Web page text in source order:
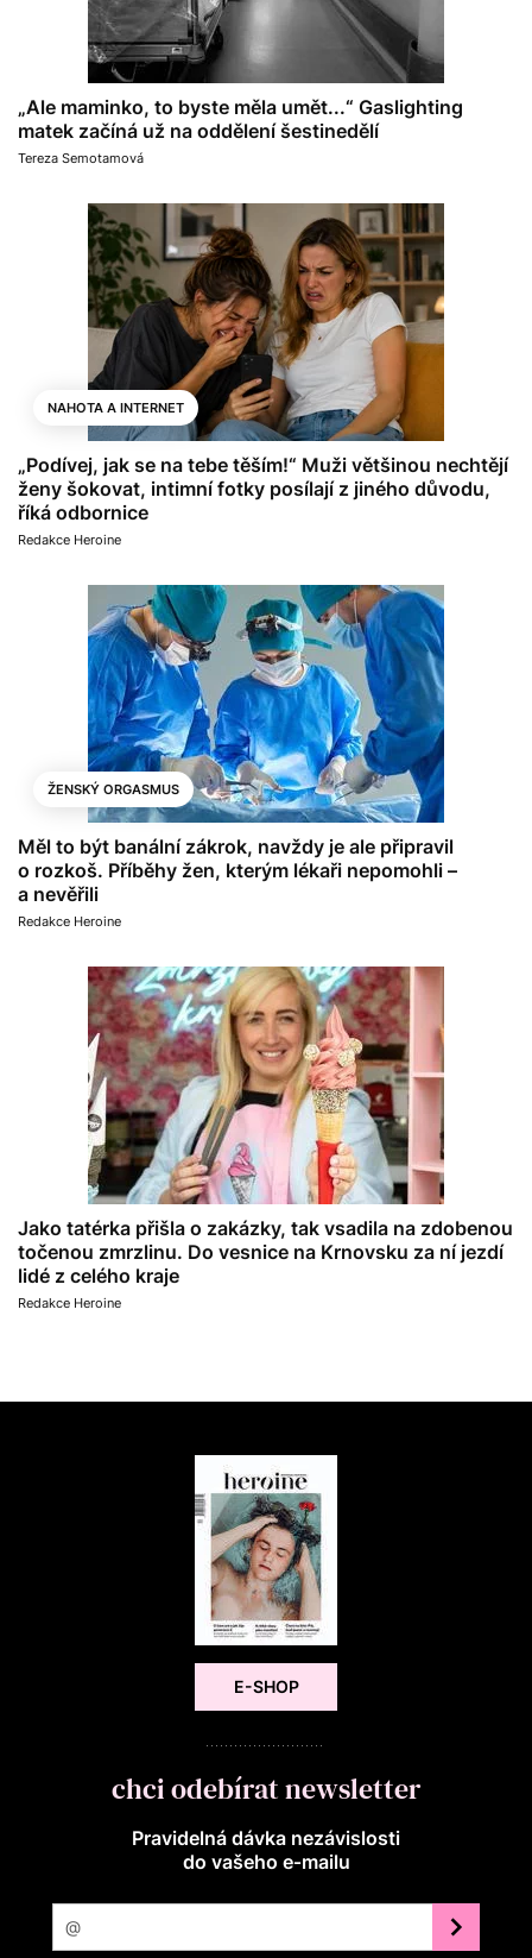
„Ale maminko, to byste měla umět...“ Gaslighting
matek začíná už na oddělení šestinedělí
Tereza Semotamová
NAHOTA A INTERNET
„Podívej, jak se na tebe těším!“ Muži většinou nechtějí
ženy šokovat, intimní fotky posílají z jiného důvodu,
říká odbornice
Redakce Heroine
ŽENSKÝ ORGASMUS
Měl to být banální zákrok, navždy je ale připravil
o rozkoš. Příběhy žen, kterým lékaři nepomohli –
a nevěřili
Redakce Heroine
Jako tatérka přišla o zakázky, tak vsadila na zdobenou
točenou zmrzlinu. Do vesnice na Krnovsku za ní jezdí
lidé z celého kraje
Redakce Heroine
E-SHOP
chci odebírat newsletter
Pravidelná dávka nezávislosti
do vašeho e‑mailu